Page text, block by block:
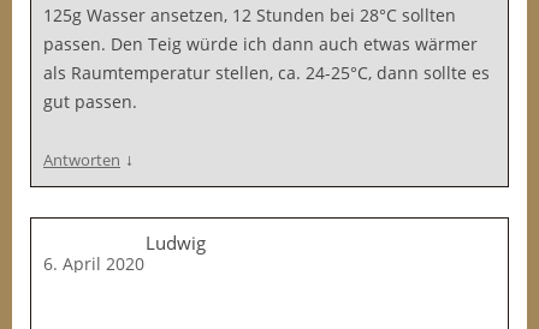
125g Wasser ansetzen, 12 Stunden bei 28°C sollten
passen. Den Teig würde ich dann auch etwas wärmer
als Raumtemperatur stellen, ca. 24-25°C, dann sollte es
gut passen.
Antworten ↓
Ludwig
6. April 2020